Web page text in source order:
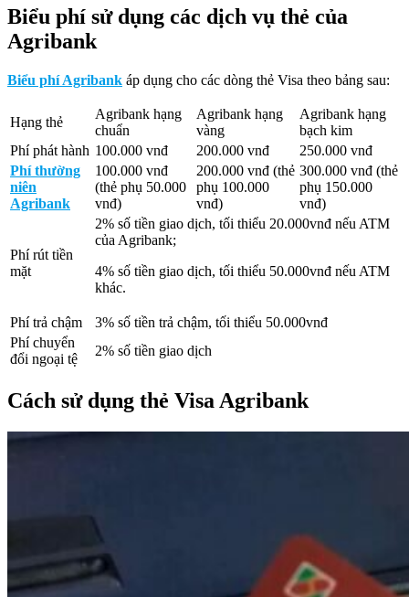
Biểu phí sử dụng các dịch vụ thẻ của
Agribank
Biểu phí Agribank áp dụng cho các dòng thẻ Visa theo bảng sau:
Hạng thẻ
Agribank hạng
chuẩn
Agribank hạng
vàng
Agribank hạng
bạch kim
Phí phát hành 100.000 vnđ 200.000 vnđ
250.000 vnđ
Phí thường
niên
Agribank
100.000 vnđ
(thẻ phụ 50.000
vnđ)
200.000 vnđ (thẻ
phụ 100.000
vnđ)
300.000 vnđ (thẻ
phụ 150.000
vnđ)
Phí rút tiền
mặt
2% số tiền giao dịch, tối thiểu 20.000vnđ nếu ATM
của Agribank;
4% số tiền giao dịch, tối thiểu 50.000vnđ nếu ATM
khác.
Phí trả chậm
3% số tiền trả chậm, tối thiểu 50.000vnđ
Phí chuyển
đổi ngoại tệ
2% số tiền giao dịch
Cách sử dụng thẻ Visa Agribank